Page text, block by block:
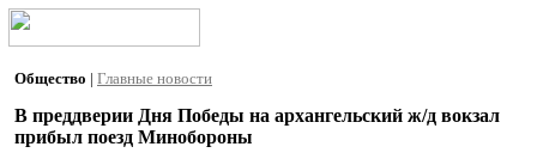
Общество | Главные новости
В преддверии Дня Победы на архангельский ж/д вокзал
прибыл поезд Минобороны